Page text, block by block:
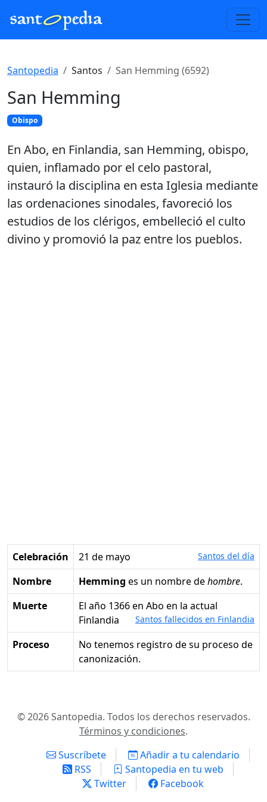
Santopedia Santos San Hemming (6592)
San Hemming
Obispo
En Abo, en Finlandia, san Hemming, obispo,
quien, inflamado por el celo pastoral,
instauró la disciplina en esta Iglesia mediante
las ordenaciones sinodales, favoreció los
estudios de los clérigos, embelleció el culto
divino y promovió la paz entre los pueblos.
Celebración 21 de mayo Santos del día
Nombre Hemming es un nombre dehombre.
Muerte
el año 1366 en Abo en la actual
Finlandia
Santos fallecidos en Finlandia
Proceso
No tenemos registro de su proceso de
canonización.
© 2026 Santopedia. Todos los derechos reservados.
Términos y condiciones.
Suscríbete
Añadir a tu calendario
RSS
Santopedia en tu web
Twitter
Facebook